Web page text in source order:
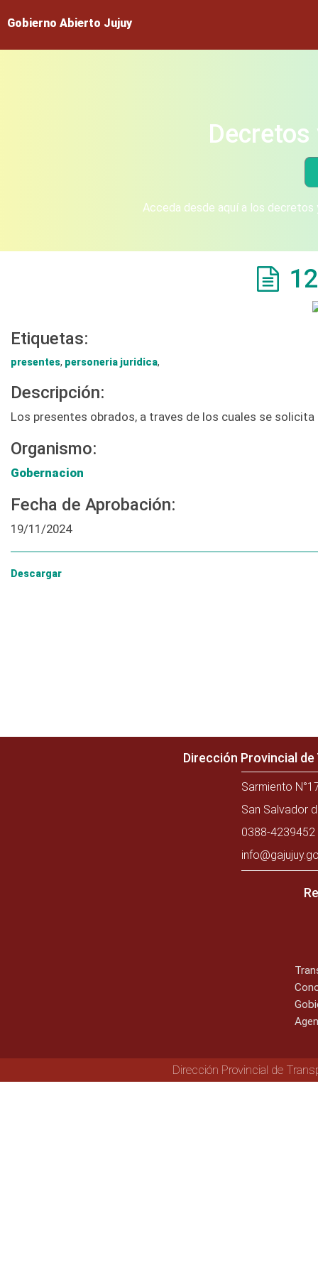
Gobierno Abierto Jujuy
Acceda desde aquí a los
Etiquetas:
presentes, personeria juridica,
Descripción:
Los presentes obrados, a traves de los cuales se
Organismo:
Gobernacion
Fecha de Aprobación:
19/11/2024
Descargar
Dirección Provincial
Sarmiento
San Salvador
0388-
Dirección Provincial de